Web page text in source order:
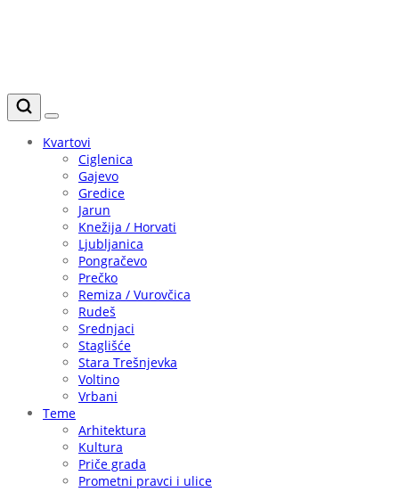
Kvartovi
Ciglenica
Gajevo
Gredice
Jarun
Knežija / Horvati
Ljubljanica
Pongračevo
Prečko
Remiza / Vurovčica
Rudeš
Srednjaci
Staglišće
Stara Trešnjevka
Voltino
Vrbani
Teme
Arhitektura
Kultura
Priče grada
Prometni pravci i ulice